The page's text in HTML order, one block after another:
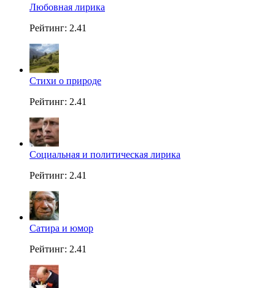
Любовная лирика
Рейтинг: 2.41
Стихи о природе
Рейтинг: 2.41
Социальная и политическая лирика
Рейтинг: 2.41
Сатира и юмор
Рейтинг: 2.41